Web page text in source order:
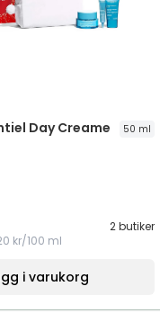
Day Creame
50 ml
2 butiker
kr/100 ml
i varukorg